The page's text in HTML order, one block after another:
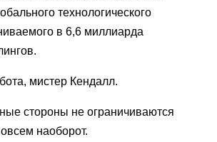
технологического
в 6,6 миллиарда
мистер Кендалл.
стороны не ограничиваются
наоборот.